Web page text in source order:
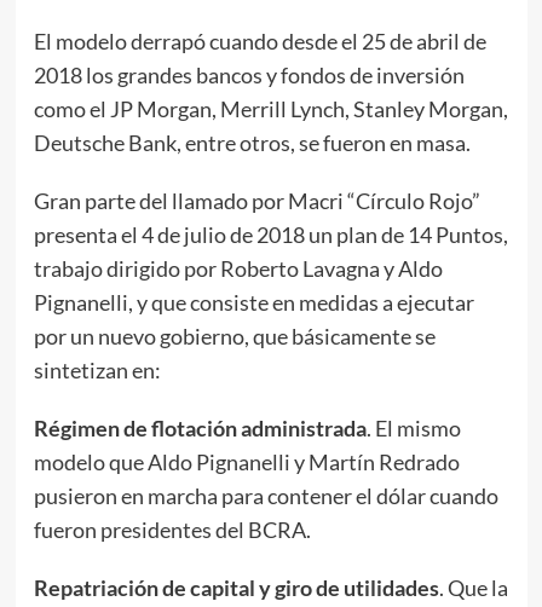
El modelo derrapó cuando desde el 25 de abril de
2018 los grandes bancos y fondos de inversión
como el JP Morgan, Merrill Lynch, Stanley Morgan,
Deutsche Bank, entre otros, se fueron en masa.
Gran parte del llamado por Macri “Círculo Rojo”
presenta el 4 de julio de 2018 un plan de 14 Puntos,
trabajo dirigido por Roberto Lavagna y Aldo
Pignanelli, y que consiste en medidas a ejecutar
por un nuevo gobierno, que básicamente se
sintetizan en:
Régimen de flotación administrada. El mismo
modelo que Aldo Pignanelli y Martín Redrado
pusieron en marcha para contener el dólar cuando
fueron presidentes del BCRA.
Repatriación de capital y giro de utilidades. Que la